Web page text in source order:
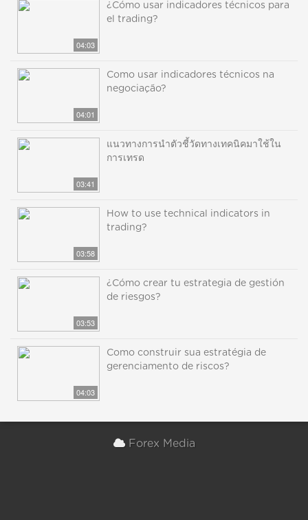
04:03
¿Cómo usar indicadores técnicos para
el trading?
04:01
Como usar indicadores técnicos na
negociação?
03:41
แนวทางการนำตัวชี้วัดทางเทคนิคมาใช้ใน
การเทรด
03:58
How to use technical indicators in
trading?
03:53
¿Cómo crear tu estrategia de gestión
de riesgos?
04:03
Como construir sua estratégia de
gerenciamento de riscos?
Forex Media